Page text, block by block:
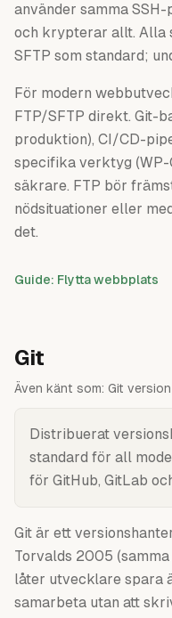
använder samma
och krypterar allt. Alla
SFTP som standard;
För modern
FTP/SFTP direkt. Git-
produktion), CI/CD-
specifika verktyg (WP-
säkrare. FTP bör
nödsituationer eller
det.
Guide: Flytta webbplats
Git
Även känt som: Git
Distribuerat
standard för all
för GitHub, GitLab
Git är ett
Torvalds 2005
låter utvecklare spara
samarbeta utan att